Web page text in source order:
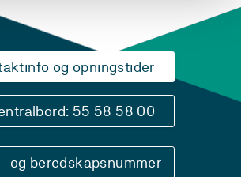
og opningstider
55 58 58 00
og beredskapsnummer